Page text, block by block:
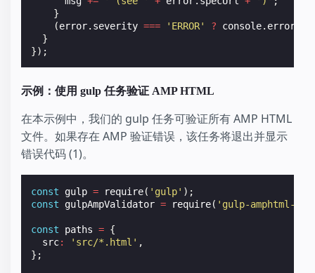
}
(error. severity === 'ERROR' ? console. error
}
});
示例：使用 gulp 任务验证 AMP HTML
在本示例中，我们的 gulp 任务可验证所有 AMP HTML
文件。如果存在 AMP 验证错误，该任务将退出并显示
错误代码 (1)。
const gulp = require( 'gulp' );
const
gulpAmpValidator = require( 'gulp-amphtml-
const paths = {
src: 'src/*.html' ,
};